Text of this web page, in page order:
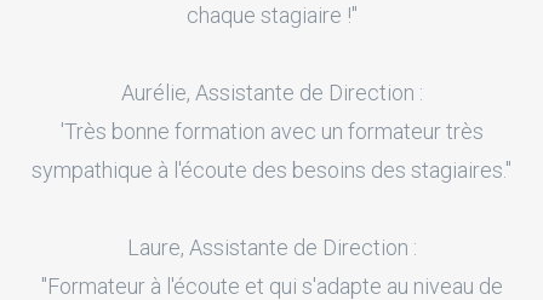
chaque stagiaire !"
Aurélie, Assistante de Direction :
'Très bonne formation avec un formateur très
sympathique à l'écoute des besoins des stagiaires."
Laure, Assistante de Direction :
"Formateur à l'écoute et qui s'adapte au niveau de